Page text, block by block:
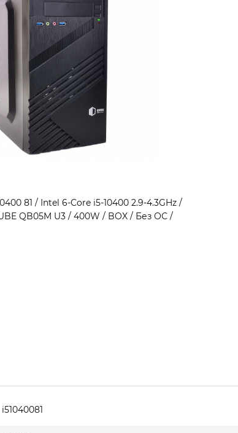
81 / Intel 6-Core i5-10400 2.9-4.3GHz /
QB05M U3 / 400W / BOX / Без ОС /
i51040081